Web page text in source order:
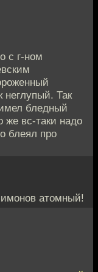
с г-ном
неглупый. Так
бледный
же вс-таки надо
блеял про
атомный!